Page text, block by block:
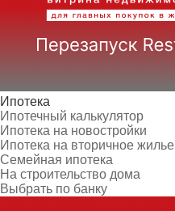
Ипотека
Ипотечный калькулятор
Ипотека на новостройки
Ипотека на вторичное жилье
Семейная ипотека
На строительство дома
Выбрать по банку